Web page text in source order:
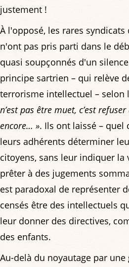
justement !
À l'opposé, les rares
n'ont pas pris parti dans le
quasi soupçonnés d'un
principe sartrien – qui relève
terrorisme intellectuel – selon
n’est pas être muet, c’est
encore… ». Ils ont laissé – quel
leurs adhérents déterminer
citoyens, sans leur indiquer la
prêter à des jugements
est paradoxal de représenter
censés être des intellectuels
leur donner des directives,
des enfants.
Au-delà du noyautage par